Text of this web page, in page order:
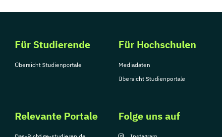
Für Studierende
Übersicht Studienportale
Für Hochschulen
Mediadaten
Übersicht Studienportale
Relevante Portale Folge uns auf